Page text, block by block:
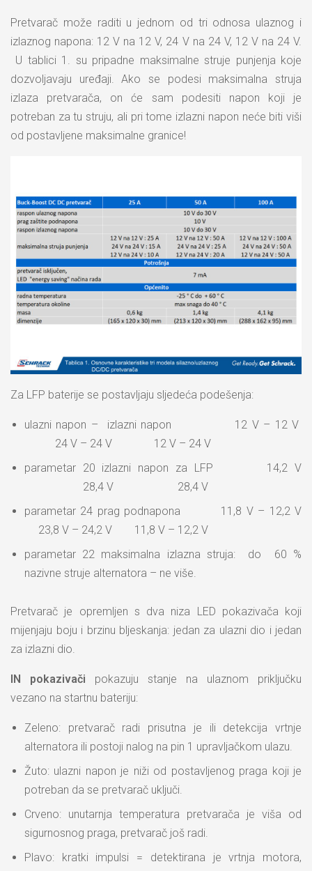
Pretvarač može raditi u jednom od tri odnosa ulaznog i
izlaznog napona: 12 V na 12 V, 24 V na 24 V, 12 V na 24 V.
U tablici 1. su pripadne maksimalne struje punjenja koje
dozvoljavaju uređaji. Ako se podesi maksimalna struja
izlaza pretvarača, on će sam podesiti napon koji je
potreban za tu struju, ali pri tome izlazni napon neće biti viši
od postavljene maksimalne granice!
Za LFP baterije se postavljaju sljedeća podešenja:
ulazni napon – izlazni napon 12 V – 12 V
24 V – 24 V 12 V – 24 V
parametar 20 izlazni napon za LFP 14,2 V
28,4 V 28,4 V
parametar 24 prag podnapona 11,8 V – 12,2 V
23,8 V – 24,2 V 11,8 V – 12,2 V
parametar 22 maksimalna izlazna struja: do 60 %
nazivne struje alternatora – ne više.
Pretvarač je opremljen s dva niza LED pokazivača koji
mijenjaju boju i brzinu bljeskanja: jedan za ulazni dio i jedan
za izlazni dio.
IN pokazivači pokazuju stanje na ulaznom priključku
vezano na startnu bateriju:
Zeleno: pretvarač radi prisutna je ili detekcija vrtnje
alternatora ili postoji nalog na pin 1 upravljačkom ulazu.
Žuto: ulazni napon je niži od postavljenog praga koji je
potreban da se pretvarač uključi.
Crveno: unutarnja temperatura pretvarača je viša od
sigurnosnog praga, pretvarač još radi.
Plavo: kratki impulsi = detektirana je vrtnja motora,